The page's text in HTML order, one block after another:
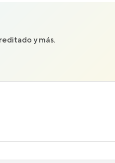
y más.
con nosotros a través de